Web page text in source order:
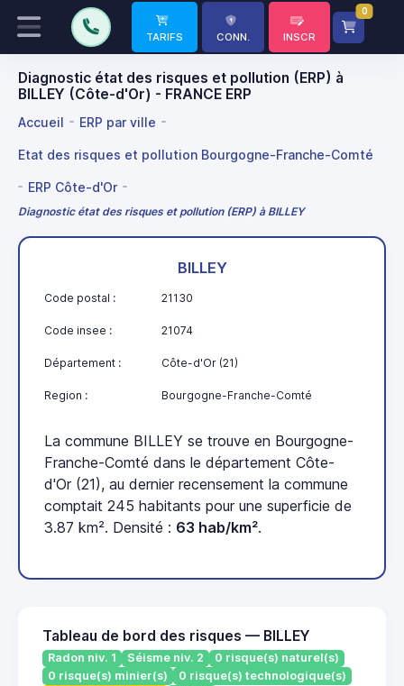
TARIFS CONN. INSCR
0
Diagnostic état des risques et pollution (ERP) à
BILLEY (Côte-d'Or) - FRANCE ERP
Accueil ERP par ville
Etat des risques et pollution Bourgogne-Franche-Comté
ERP Côte-d'Or
Diagnostic état des risques et pollution (ERP) à BILLEY
BILLEY
Code postal : 21130
Code insee : 21074
Département : Côte-d'Or (21)
Region : Bourgogne-Franche-Comté
La commune BILLEY se trouve en Bourgogne-
Franche-Comté dans le département Côte-
d'Or (21), au dernier recensement la commune
comptait 245 habitants pour une superficie de
3.87 km². Densité : 63 hab/km².
Tableau de bord des risques — BILLEY
Radon niv. 1 Séisme niv. 2
0 risque(s) naturel(s)
0 risque(s) minier(s)
0 risque(s) technologique(s)